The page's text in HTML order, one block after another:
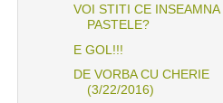
VOI STITI CE INSEAMNA
PASTELE?
E GOL!!!
DE VORBA CU CHERIE
(3/22/2016)